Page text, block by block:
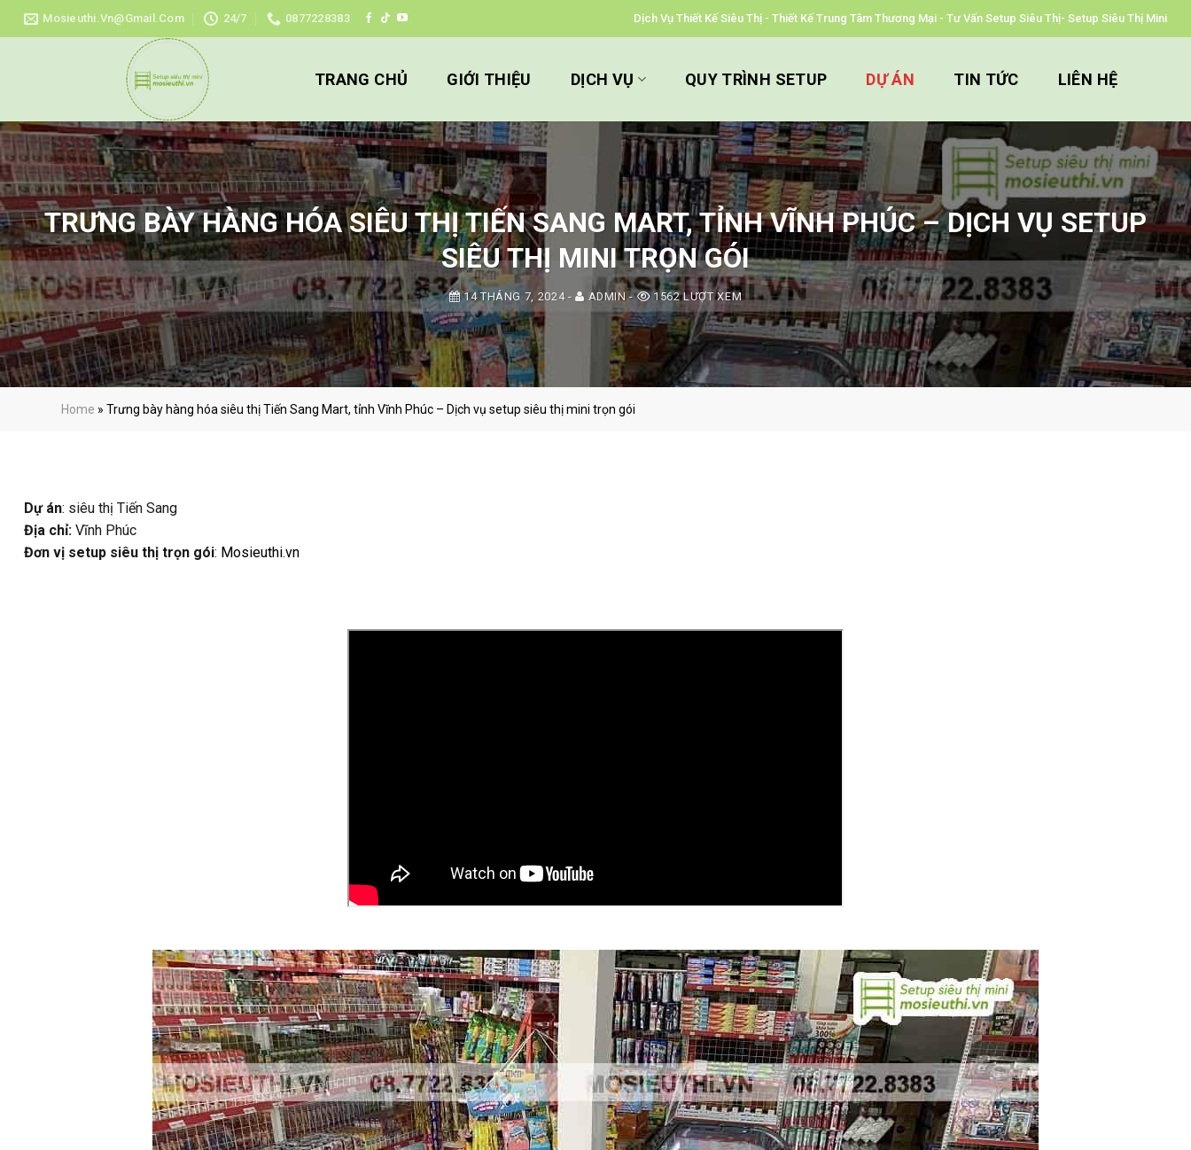
Skip
Mosieuthi.vn@gmail.com 24/7 0877228383 Dịch Vụ Thiết Kế Siêu Thị - Thiết Kế Trung Tâm Thương Mại - Tư Vấn Setup Siêu Thị- Setup Siêu Thị Mini
TRANG CHỦ GIỚI THIỆU DỊCH VỤ QUY TRÌNH SETUP DỰ ÁN TIN TỨC LIÊN HỆ
TRƯNG BÀY HÀNG HÓA SIÊU THỊ TIẾN SANG MART, TỈNH VĨNH PHÚC – DỊCH VỤ SETUP
SIÊU THỊ MINI TRỌN GÓI
14 THÁNG 7, 2024- ADMIN- 1562 LƯỢT XEM
Home » Trưng bày hàng hóa siêu thị Tiến Sang Mart, tỉnh Vĩnh Phúc – Dịch vụ setup siêu thị mini trọn gói
Dự án: siêu thị Tiến Sang
Địa chỉ: Vĩnh Phúc
Đơn vị setup siêu thị trọn gói: Mosieuthi.vn